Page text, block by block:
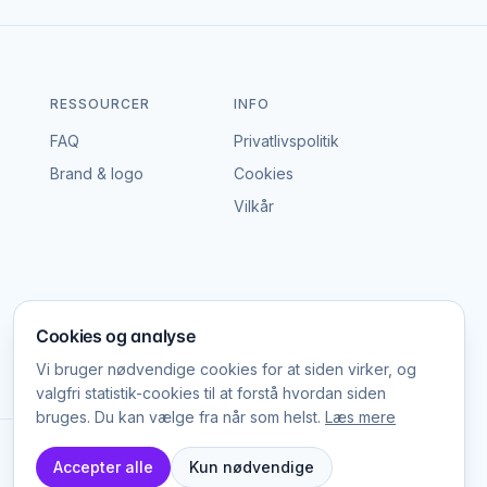
RESSOURCER
FAQ
Brand & logo
INFO
Privatlivspolitik
Cookies
Vilkår
Platform Labs ApS, CVR 45785025
Cookies og analyse
Vi bruger nødvendige cookies for at siden virker, og
valgfri statistik-cookies til at forstå hvordan siden
bruges. Du kan vælge fra når som helst. Læs mere
Accepter alle Kun nødvendige